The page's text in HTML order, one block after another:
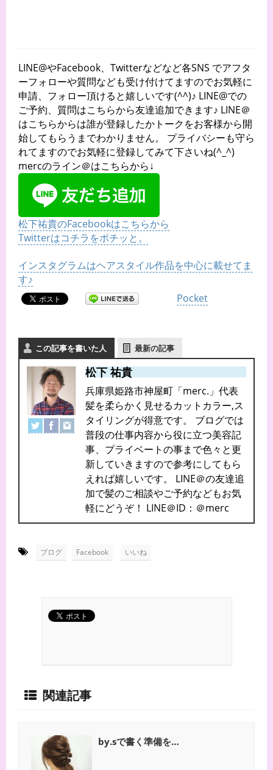
LINE@やFacebook、Twitterなどなど各SNS でアフタ
ーフォローや質問なども受け付けてますのでお気軽に
申請、フォロー頂けると嬉しいです(^^)♪ LINE@での
ご予約、質問はこちらから友達追加できます♪ LINE＠
はこちらからは誰が登録したかトークをお客様から開
始してもらうまでわかりません。 プライバシーも守ら
れてますのでお気軽に登録してみて下さいね(^_^)
mercのライン＠はこちらから↓
松下祐貴のFacebookはこちらから
Twitterはコチラをポチッと。
インスタグラムはヘアスタイル作品を中心に載せてま
す♪
Pocket
この記事を書いた人 最新の記事
松下 祐貴
兵庫県姫路市神屋町「merc.」代表
髪を柔らかく見せるカットカラー,ス
タイリングが得意です。 ブログでは
普段の仕事内容から役に立つ美容記
事、プライベートの事まで色々と更
新していきますので参考にしてもら
えれば嬉しいです。 LINE＠の友達追
加で髪のご相談やご予約などもお気
軽にどうぞ！ LINE＠ID：＠merc
ブログ Facebook いいね
関連記事
by.sで書く準備を…